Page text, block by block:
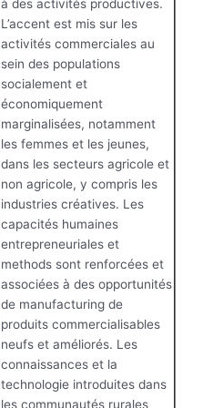
à des activités productives.
L’accent est mis sur les
activités commerciales au
sein des populations
socialement et
économiquement
marginalisées, notamment
les femmes et les jeunes,
dans les secteurs agricole et
non agricole, y compris les
industries créatives. Les
capacités humaines
entrepreneuriales et
methods sont renforcées et
associées à des opportunités
de manufacturing de
produits commercialisables
neufs et améliorés. Les
connaissances et la
technologie introduites dans
les communautés rurales